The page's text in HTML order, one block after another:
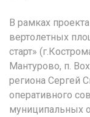
В рамках
вертолетных
старт»
Мантурово, п.
региона Сергей
оперативного
муниципальных